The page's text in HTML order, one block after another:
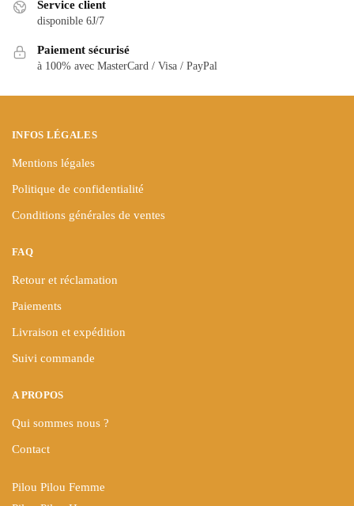
peuvent
choisies
page
Service client
disponible 6J/7
Paiement sécurisé
à 100% avec MasterCard / Visa / PayPal
INFOS LÉGALES
Mentions légales
Politique de confidentialité
Conditions générales de ventes
FAQ
Retour et réclamation
Paiements
Livraison et expédition
Suivi commande
A PROPOS
Qui sommes nous ?
Contact
Pilou Pilou Femme